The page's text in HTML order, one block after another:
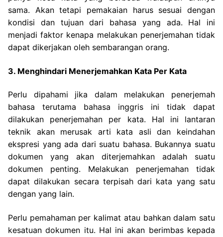
sama. Akan tetapi pemakaian harus sesuai dengan
kondisi dan tujuan dari bahasa yang ada. Hal ini
menjadi faktor kenapa melakukan penerjemahan tidak
dapat dikerjakan oleh sembarangan orang.
3. Menghindari Menerjemahkan Kata Per Kata
Perlu dipahami jika dalam melakukan penerjemah
bahasa terutama bahasa inggris ini tidak dapat
dilakukan penerjemahan per kata. Hal ini lantaran
teknik akan merusak arti kata asli dan keindahan
ekspresi yang ada dari suatu bahasa. Bukannya suatu
dokumen yang akan diterjemahkan adalah suatu
dokumen penting. Melakukan penerjemahan tidak
dapat dilakukan secara terpisah dari kata yang satu
dengan yang lain.
Perlu pemahaman per kalimat atau bahkan dalam satu
kesatuan dokumen itu. Hal ini akan berimbas kepada